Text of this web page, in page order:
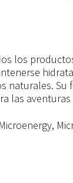
los
naturales.
las aventuras